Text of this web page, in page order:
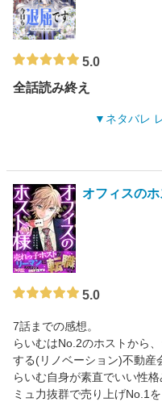
5.0
全話読み終え
ネタバレ
オフィスの
5.0
7話までの感想。
らいむはNo.2のホストから
する(リノベーション)不動産
らいむ自身が素直でいい性
ミュ力抜群で売り上げNo.1